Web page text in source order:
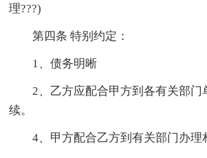
理???)
第四条 特别约定：
1、债务明晰
2、乙方应配合甲方到各有关部门
续。
4、甲方配合乙方到有关部门办理